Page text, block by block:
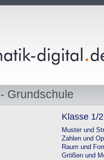
Grundschule
Klasse 1/2
Muster und
Zahlen und
Raum und
Größen und